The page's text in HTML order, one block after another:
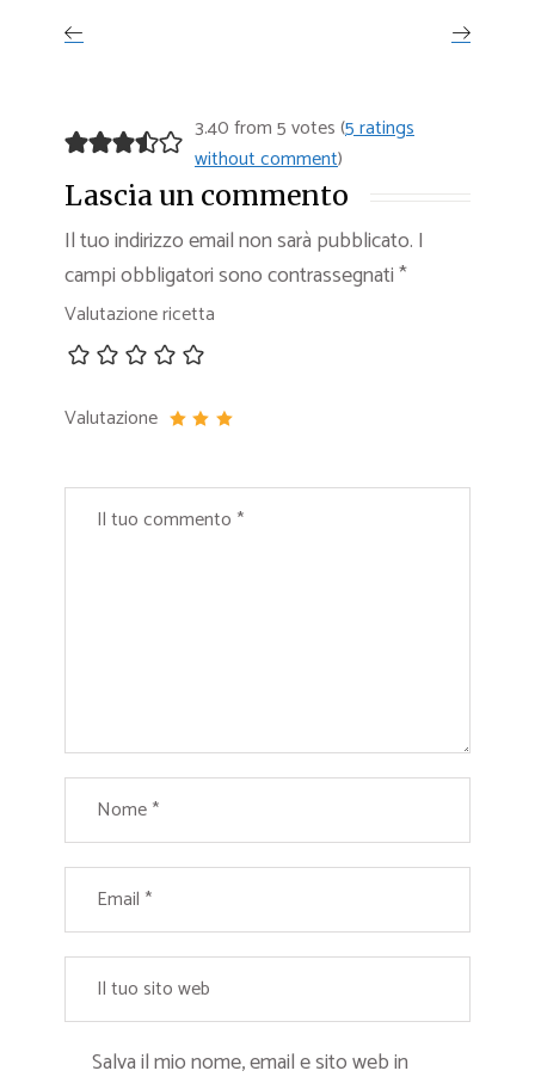
3.40 from 5 votes (5 ratings
without comment)
Lascia un commento
Il tuo indirizzo email non sarà pubblicato. I
campi obbligatori sono contrassegnati*
Valutazione ricetta
Valutazione
Salva il mio nome, email e sito web in